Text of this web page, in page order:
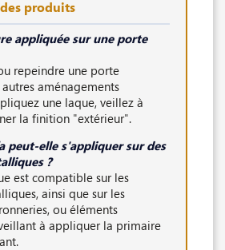
produits
appliquée sur une porte
repeindre une porte
aménagements
une laque, veillez à
la finition "extérieur".
peut-elle s'appliquer sur des
?
est compatible sur les
ainsi que sur les
ou éléments
à appliquer la primaire